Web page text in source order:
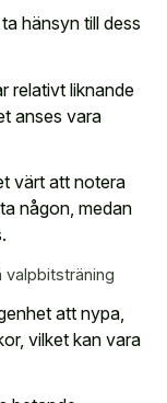
hänsyn till dess
relativt liknande
anses vara
värt att notera
någon, medan
valpbitsträning
att nypa,
vilket kan vara